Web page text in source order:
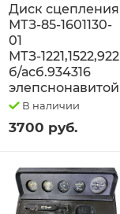
Диск сцепления
МТЗ-85-1601130-
01
МТЗ-1221,1522,922
б/асб.934316
элепснонавитой
В наличии
3700 руб.